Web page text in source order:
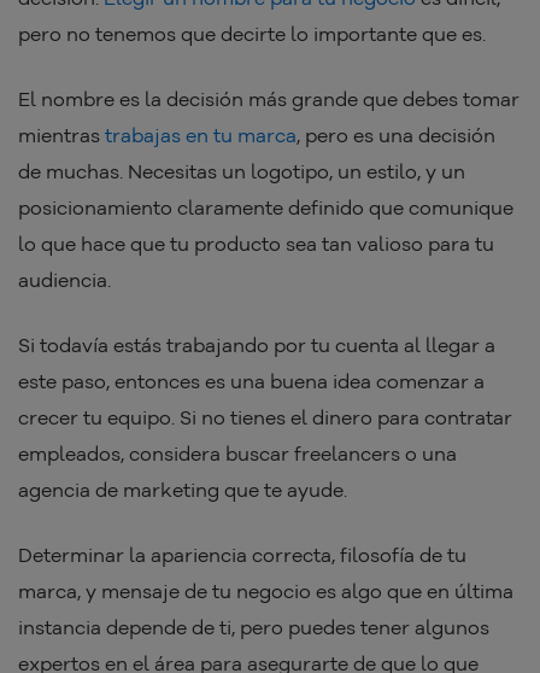
pero no tenemos que decirte lo importante que es.
El nombre es la decisión más grande que debes tomar
mientras trabajas en tu marca, pero es una decisión
de muchas. Necesitas un logotipo, un estilo, y un
posicionamiento claramente definido que comunique
lo que hace que tu producto sea tan valioso para tu
audiencia.
Si todavía estás trabajando por tu cuenta al llegar a
este paso, entonces es una buena idea comenzar a
crecer tu equipo. Si no tienes el dinero para contratar
empleados, considera buscar freelancers o una
agencia de marketing que te ayude.
Determinar la apariencia correcta, filosofía de tu
marca, y mensaje de tu negocio es algo que en última
instancia depende de ti, pero puedes tener algunos
expertos en el área para asegurarte de que lo que